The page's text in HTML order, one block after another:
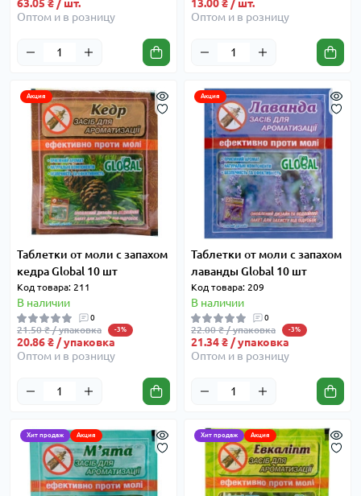
63.05 ₴ / шт.
Оптом и в розницу
13.00 ₴ / шт.
Оптом и в розницу
Акция
Таблетки от моли с запахом
кедра Global 10 шт
Код товара: 211
В наличии
0
21.50 ₴ / упаковка -3%
20.86 ₴ / упаковка
Оптом и в розницу
Акция
Таблетки от моли с запахом
лаванды Global 10 шт
Код товара: 209
В наличии
0
22.00 ₴ / упаковка -3%
21.34 ₴ / упаковка
Оптом и в розницу
Хит продаж Акция Хит продаж Акция